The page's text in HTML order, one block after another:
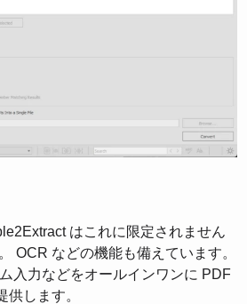
はこれに限定されません
OCR などの機能も備えています。
入力などをオールインワンに PDF
供します。